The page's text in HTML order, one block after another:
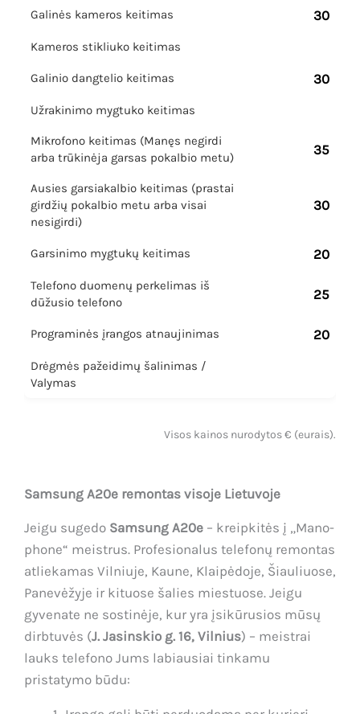
Galinės kameros keitimas 30
Kameros stikliuko keitimas
Galinio dangtelio keitimas 30
Užrakinimo mygtuko keitimas
Mikrofono keitimas (Manęs negirdi
arba trūkinėja garsas pokalbio metu)
35
Ausies garsiakalbio keitimas (prastai
girdžių pokalbio metu arba visai
nesigirdi)
30
Garsinimo mygtukų keitimas 20
Telefono duomenų perkelimas iš
dūžusio telefono
25
Programinės įrangos atnaujinimas 20
Drėgmės pažeidimų šalinimas /
Valymas
Visos kainos nurodytos € (eurais).
Samsung A20e remontas visoje Lietuvoje
Jeigu sugedo Samsung A20e – kreipkitės į „Mano-
phone“ meistrus. Profesionalus telefonų remontas
atliekamas Vilniuje, Kaune, Klaipėdoje, Šiauliuose,
Panevėžyje ir kituose šalies miestuose. Jeigu
gyvenate ne sostinėje, kur yra įsikūrusios mūsų
dirbtuvės (J. Jasinskio g. 16, Vilnius) – meistrai
lauks telefono Jums labiausiai tinkamu
pristatymo būdu: